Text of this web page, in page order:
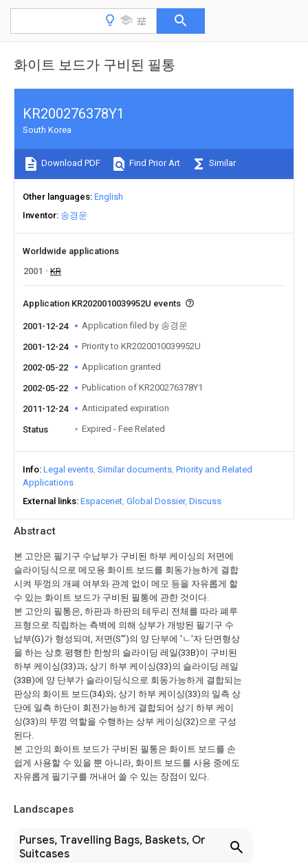
화이트 보드가 구비된 필통
Abstract
본 고안은 필기구 수납부가 구비된 하부 케이싱의 저면에
슬라이딩식으로 메모용 화이트 보드를 회동가능하게 결합
시켜 뚜껑의 개폐 여부와 관계 없이 메모 등을 자유롭게 할
수 있는 화이트 보드가 구비된 필통에 관한 것이다.
본 고안의 필통은, 하판과 하판의 테두리 전체를 따라 폐루
프형으로 직립하는 측벽에 의해 상부가 개방된 필기구 수
납부(G)가 형성되며, 저면(S'")의 양 단부에 'ㄴ'자 단면형상
을 하는 상호 평행한 한쌍의 슬라이딩 레일(33B)이 구비된
하부 케이싱(33)과; 상기 하부 케이싱(33)의 슬라이딩 레일
(33B)에 양 단부가 슬라이딩식으로 회동가능하게 결합되는
판상의 화이트 보드(34)와; 상기 하부 케이싱(33)의 일측 상
단에 일측 하단이 회전가능하게 결합되어 상기 하부 케이
싱(33)의 뚜껑 역할을 수행하는 상부 케이싱(32)으로 구성
된다.
본 고안의 화이트 보드가 구비된 필통은 화이트 보드를 손
쉽게 사용할 수 있을 뿐 아니라, 화이트 보드를 사용 중에도
자유롭게 필기구를 꺼내어 쓸 수 있는 장점이 있다.
Landscapes
Purses, Travelling Bags, Baskets, Or
Suitcases
KR200276378Y1
South Korea
Download PDF Find Prior Art Similar
Other languages English
Inventor 송경운
Worldwide applications
2001
KR
Application KR2020010039952U events
2001-12-24 Application filed by 송경운
2001-12-24 Priority to KR2020010039952U
2002-05-22 Application granted
2002-05-22 Publication of KR200276378Y1
2011-12-24 Anticipated expiration
Status Expired - Fee Related
Info Legal events Similar documents Priority and Related
Applications
External links Espacenet Global Dossier Discuss